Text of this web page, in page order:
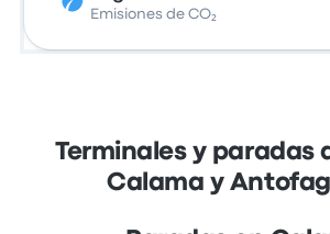
Emisiones de CO₂
Terminales y paradas
Calama y